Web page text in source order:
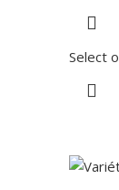
Select